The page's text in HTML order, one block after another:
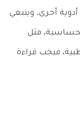
أخرى. وينبغي
مثل
فيجب قراءة